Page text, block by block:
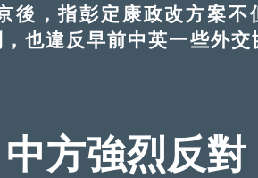
後，指彭定康政改方案不
也違反早前中英一些外交
方強烈反對